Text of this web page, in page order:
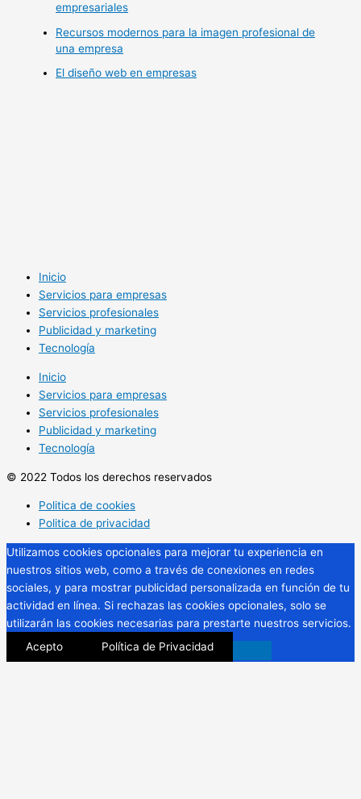
empresariales
Recursos modernos para la imagen profesional de
una empresa
El diseño web en empresas
Inicio
Servicios para empresas
Servicios profesionales
Publicidad y marketing
Tecnología
Inicio
Servicios para empresas
Servicios profesionales
Publicidad y marketing
Tecnología
© 2022 Todos los derechos reservados
Politica de cookies
Politica de privacidad
Utilizamos cookies opcionales para mejorar tu experiencia en
nuestros sitios web, como a través de conexiones en redes
sociales, y para mostrar publicidad personalizada en función de tu
actividad en línea. Si rechazas las cookies opcionales, solo se
utilizarán las cookies necesarias para prestarte nuestros servicios.
Acepto
Política de Privacidad